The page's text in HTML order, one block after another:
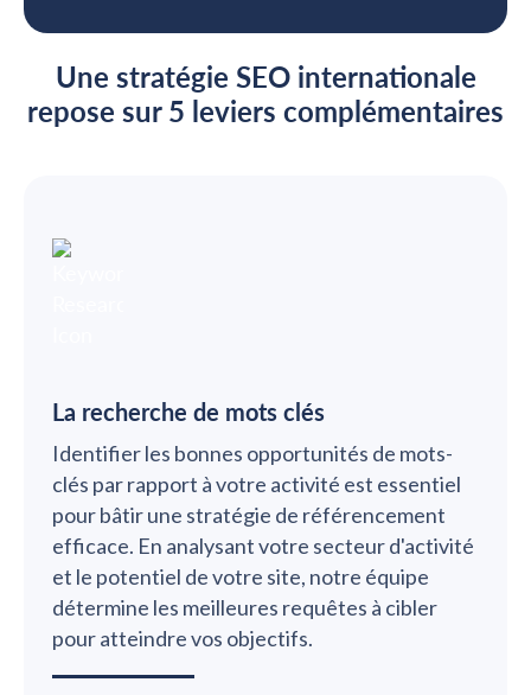
Une stratégie SEO internationale
repose sur 5 leviers complémentaires
La recherche de mots clés
Identifier les bonnes opportunités de mots-
clés par rapport à votre activité est essentiel
pour bâtir une stratégie de référencement
efficace. En analysant votre secteur d'activité
et le potentiel de votre site, notre équipe
détermine les meilleures requêtes à cibler
pour atteindre vos objectifs.